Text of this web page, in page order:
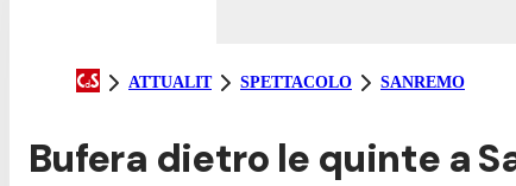
ATTUALIT SPETTACOLO SANREMO
Bufera dietro le quinte a